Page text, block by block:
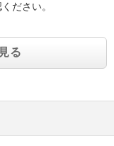
ださい。
る